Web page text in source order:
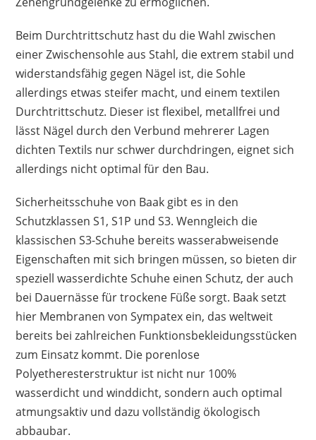
Beim Durchtrittschutz hast du die Wahl zwischen
einer Zwischensohle aus Stahl, die extrem stabil und
widerstandsfähig gegen Nägel ist, die Sohle
allerdings etwas steifer macht, und einem textilen
Durchtrittschutz. Dieser ist flexibel, metallfrei und
lässt Nägel durch den Verbund mehrerer Lagen
dichten Textils nur schwer durchdringen, eignet sich
allerdings nicht optimal für den Bau.
Sicherheitsschuhe von Baak gibt es in den
Schutzklassen S1, S1P und S3. Wenngleich die
klassischen S3-Schuhe bereits wasserabweisende
Eigenschaften mit sich bringen müssen, so bieten dir
speziell wasserdichte Schuhe einen Schutz, der auch
bei Dauernässe für trockene Füße sorgt. Baak setzt
hier Membranen von Sympatex ein, das weltweit
bereits bei zahlreichen Funktionsbekleidungsstücken
zum Einsatz kommt. Die porenlose
Polyetheresterstruktur ist nicht nur 100%
wasserdicht und winddicht, sondern auch optimal
atmungsaktiv und dazu vollständig ökologisch
abbaubar.